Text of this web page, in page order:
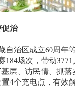
治
区成立60周年
场次，带动
层、访民情、抓
4个充电点，有效